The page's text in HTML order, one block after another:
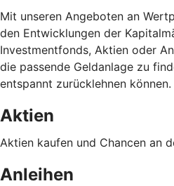
Mit unseren Angeboten an
den Entwicklungen der
Investmentfonds, Aktien oder
die passende Geldanlage zu
entspannt zurücklehnen können.
Aktien
Aktien kaufen und Chancen an
Anleihen